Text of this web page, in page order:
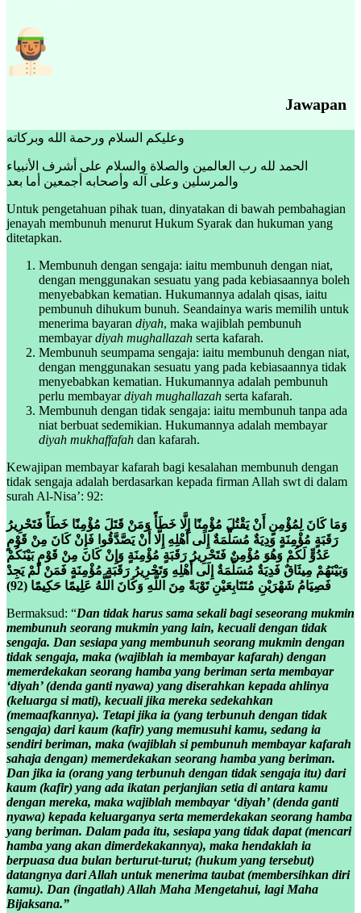
Jawapan
الحمد لله رب العالمين والصلاة والسلام على أشرف الأنبياء
Untuk pengetahuan pihak tuan, dinyatakan di bawah pembahagian
jenayah membunuh menurut Hukum Syarak dan hukuman yang
ditetapkan.
Membunuh dengan sengaja: iaitu membunuh dengan niat,
dengan menggunakan sesuatu yang pada kebiasaannya boleh
menyebabkan kematian. Hukumannya adalah qisas, iaitu
pembunuh dihukum bunuh. Seandainya waris memilih untuk
menerima bayaran diyah, maka wajiblah pembunuh
membayardiyah mughallazah serta kafarah.
Membunuh seumpama sengaja: iaitu membunuh dengan niat,
dengan menggunakan sesuatu yang pada kebiasaannya tidak
menyebabkan kematian. Hukumannya adalah pembunuh
perlu membayardiyah mughallazah serta kafarah.
Membunuh dengan tidak sengaja: iaitu membunuh tanpa ada
niat berbuat sedemikian. Hukumannya adalah membayar
diyah mukhaffafah dan kafarah.
Kewajipan membayar kafarah bagi kesalahan membunuh dengan
tidak sengaja adalah berdasarkan kepada firman Allah swt di dalam
surah Al-Nisa’: 92:
وَمَا كَانَ لِمُؤْمِنٍ أَنْ يَقْتُلَ مُؤْمِنًا إِلَّا خَطَأً وَمَنْ قَتَلَ مُؤْمِنًا خَطَأً فَتَحْرِيرُ
رَقَبَةٍ مُؤْمِنَةٍ وَدِيَةٌ مُسَلَّمَةٌ إِلَى أَهْلِهِ إِلَّا أَنْ يَصَّدَّقُوا فَإِنْ كَانَ مِنْ قَوْمٍ
عَدُوٍّ لَكُمْ وَهُوَ مُؤْمِنٌ فَتَحْرِيرُ رَقَبَةٍ مُؤْمِنَةٍ وَإِنْ كَانَ مِنْ قَوْمٍ بَيْنَكُمْ
وَبَيْنَهُمْ مِيثَاقٌ فَدِيَةٌ مُسَلَّمَةٌ إِلَى أَهْلِهِ وَتَحْرِيرُ رَقَبَةٍ مُؤْمِنَةٍ فَمَنْ لَمْ يَجِدْ
فَصِيَامُ شَهْرَيْنِ مُتَتَابِعَيْنِ تَوْبَةً مِنَ اللَّهِ وَكَانَ اللَّهُ عَلِيمًا حَكِيمًا (92)
Bermaksud: “Dan tidak harus sama sekali bagi seseorang mukmin
membunuh seorang mukmin yang lain, kecuali dengan tidak
sengaja. Dan sesiapa yang membunuh seorang mukmin dengan
tidak sengaja, maka (wajiblah ia membayar kafarah) dengan
memerdekakan seorang hamba yang beriman serta membayar
‘diyah’ (denda ganti nyawa) yang diserahkan kepada ahlinya
(keluarga si mati), kecuali jika mereka sedekahkan
(memaafkannya). Tetapi jika ia (yang terbunuh dengan tidak
sengaja) dari kaum (kafir) yang memusuhi kamu, sedang ia
sendiri beriman, maka (wajiblah si pembunuh membayar kafarah
sahaja dengan) memerdekakan seorang hamba yang beriman.
Dan jika ia (orang yang terbunuh dengan tidak sengaja itu) dari
kaum (kafir) yang ada ikatan perjanjian setia di antara kamu
dengan mereka, maka wajiblah membayar ‘diyah’ (denda ganti
nyawa) kepada keluarganya serta memerdekakan seorang hamba
yang beriman. Dalam pada itu, sesiapa yang tidak dapat (mencari
hamba yang akan dimerdekakannya), maka hendaklah ia
berpuasa dua bulan berturut-turut; (hukum yang tersebut)
datangnya dari Allah untuk menerima taubat (membersihkan diri
kamu). Dan (ingatlah) Allah Maha Mengetahui, lagi Maha
Bijaksana.”